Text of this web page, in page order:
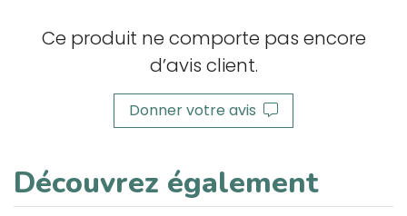
Ce produit ne comporte pas encore
d’avis client.
Donner votre avis
Découvrez également